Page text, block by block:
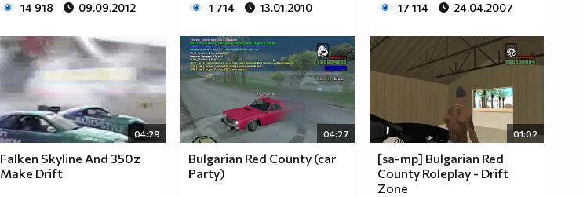
14 918 09.09.2012 1 714 13.01.2010 17 114 24.04.2007
04:29
Falken Skyline And 350z
Make Drift
04:27
Bulgarian Red County (car
Party)
01:02
[sa-mp] Bulgarian Red
County Roleplay - Drift
Zone